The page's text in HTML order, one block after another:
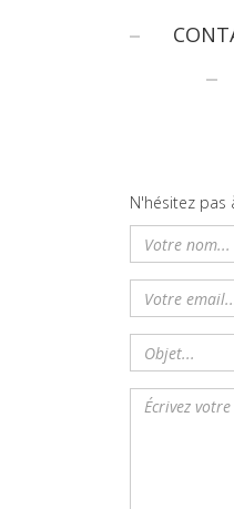
N'hésitez pas